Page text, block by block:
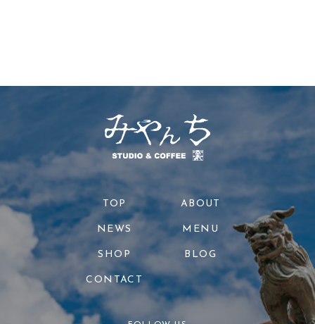
TOP ABOUT
NEWS MENU
SHOP BLOG
CONTACT